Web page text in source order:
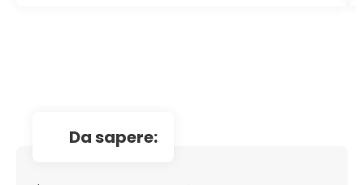
da sapere: